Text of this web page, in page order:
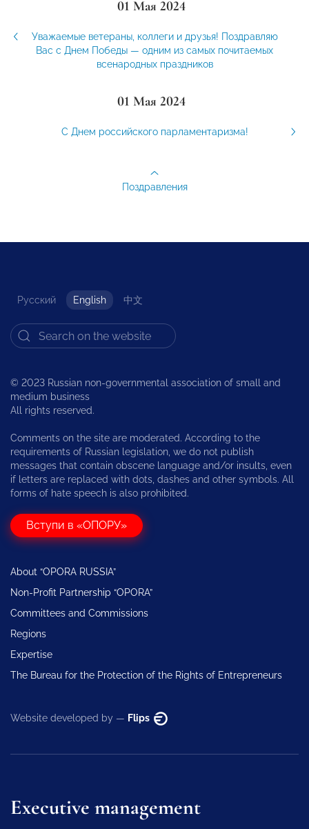
01 Мая 2024
Уважаемые ветераны, коллеги и друзья! Поздравляю
Вас с Днем Победы — одним из самых почитаемых
всенародных праздников
01 Мая 2024
С Днем российского парламентаризма!
Поздравления
Русский English 中文
© 2023 Russian non-governmental association of small and
medium business
All rights reserved.
Comments on the site are moderated. According to the
requirements of Russian legislation, we do not publish
messages that contain obscene language and/or insults, even
if letters are replaced with dots, dashes and other symbols. All
forms of hate speech is also prohibited.
Вступи в «ОПОРУ»
About “OPORA RUSSIA”
Non-Profit Partnership “OPORA”
Committees and Commissions
Regions
Expertise
The Bureau for the Protection of the Rights of Entrepreneurs
Website developed by — Flips
Executive management